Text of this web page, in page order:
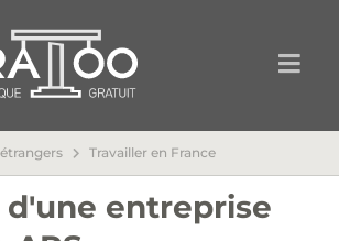
Travailler en France
d'une entreprise